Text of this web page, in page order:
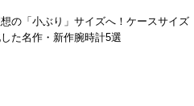
の「小ぶり」サイズへ！ケースサイズ
た名作・新作腕時計5選